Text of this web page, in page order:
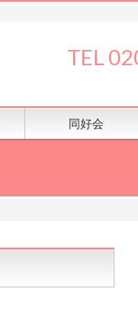
TEL
同好会